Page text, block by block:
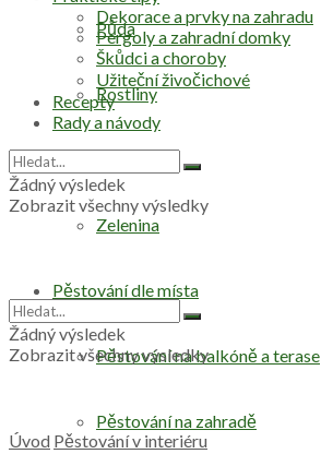
Půda
Rostliny
Zelenina
Pěstování dle místa
Pěstování na balkóně a terase
Pěstování na zahradě
Dekorace a prvky na zahradu
Pergoly a zahradní domky
Škůdci a choroby
Užiteční živočichové
Recepty
Rady a návody
Žádný výsledek
Zobrazit všechny výsledky
Žádný výsledek
Zobrazit všechny výsledky
Úvod Pěstování v interiéru